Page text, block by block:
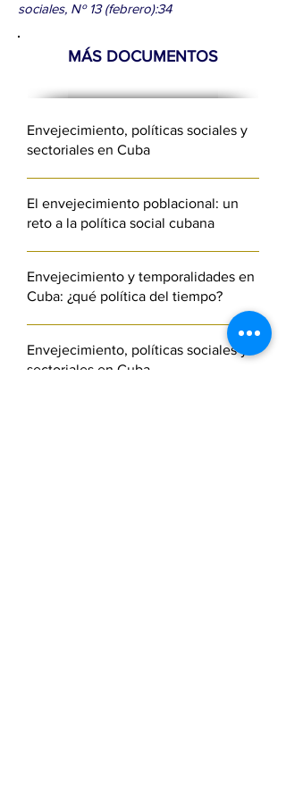
sociales, Nº 13 (febrero):34
MÁS DOCUMENTOS
Envejecimiento, políticas sociales y
sectoriales en Cuba
El envejecimiento poblacional: un
reto a la política social cubana
Envejecimiento y temporalidades en
Cuba: ¿qué política del tiempo?
Envejecimiento, políticas sociales y
sectoriales en Cuba